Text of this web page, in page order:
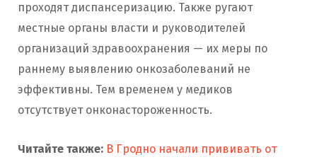
проходят диспансеризацию. Также ругают
местные органы власти и руководителей
организаций здравоохранения — их меры по
раннему выявлению онкозаболеваний не
эффективны. Тем временем у медиков
отсутствует онконастороженность.
Читайте также: В Гродно начали прививать от